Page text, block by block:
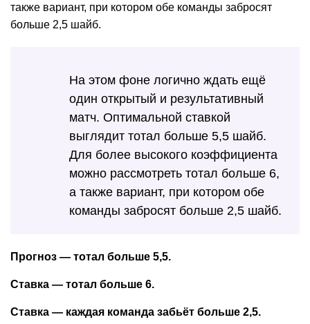
также вариант, при котором обе команды забросят
больше 2,5 шайб.
На этом фоне логично ждать ещё
один открытый и результативный
матч. Оптимальной ставкой
выглядит тотал больше 5,5 шайб.
Для более высокого коэффициента
можно рассмотреть тотал больше 6,
а также вариант, при котором обе
команды забросят больше 2,5 шайб.
Прогноз — тотал больше 5,5.
Ставка — тотал больше 6.
Ставка — каждая команда забьёт больше 2,5.